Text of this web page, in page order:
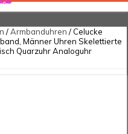
/Armbanduhren / Celucke
Männer Uhren Skelettierte
Quarzuhr Analoguhr